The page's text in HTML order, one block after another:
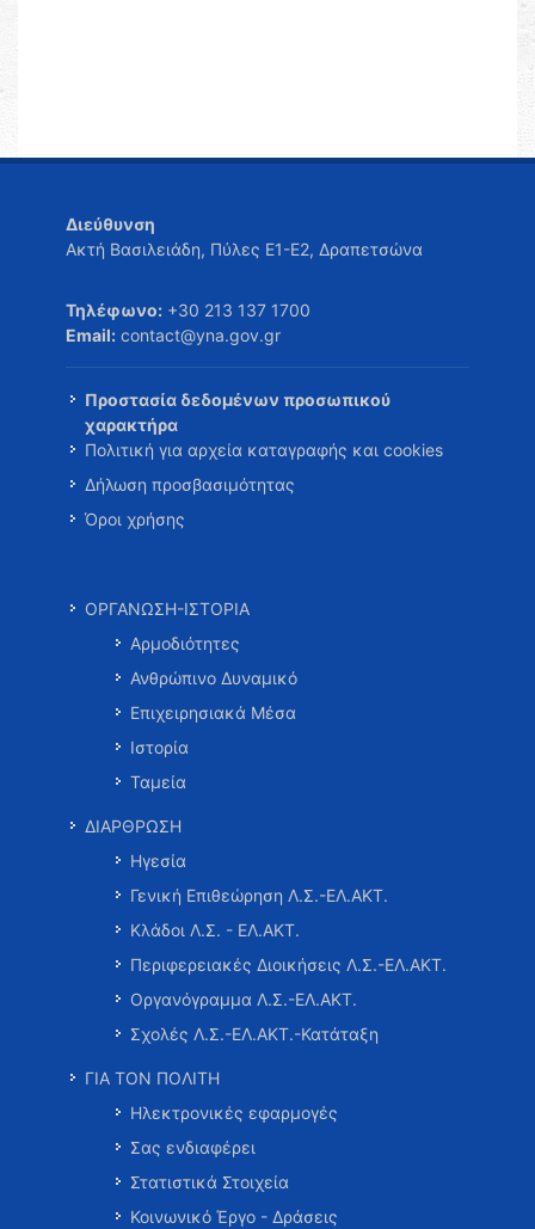
Διεύθυνση
Ακτή Βασιλειάδη, Πύλες Ε1-Ε2, Δραπετσώνα
Τηλέφωνο: +30 213 137 1700
Email: contact@yna.gov.gr
Προστασία δεδομένων προσωπικού
χαρακτήρα
Πολιτική για αρχεία καταγραφής και cookies
Δήλωση προσβασιμότητας
Όροι χρήσης
ΟΡΓΑΝΩΣΗ-ΙΣΤΟΡΙΑ
Αρμοδιότητες
Ανθρώπινο Δυναμικό
Επιχειρησιακά Μέσα
Ιστορία
Ταμεία
ΔΙΑΡΘΡΩΣΗ
Ηγεσία
Γενική Επιθεώρηση Λ.Σ.-ΕΛ.ΑΚΤ.
Κλάδοι Λ.Σ. - ΕΛ.ΑΚΤ.
Περιφερειακές Διοικήσεις Λ.Σ.-ΕΛ.ΑΚΤ.
Οργανόγραμμα Λ.Σ.-ΕΛ.ΑΚΤ.
Σχολές Λ.Σ.-ΕΛ.ΑΚΤ.-Κατάταξη
ΓΙΑ ΤΟΝ ΠΟΛΙΤΗ
Ηλεκτρονικές εφαρμογές
Σας ενδιαφέρει
Στατιστικά Στοιχεία
Κοινωνικό Έργο - Δράσεις